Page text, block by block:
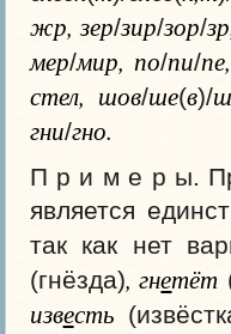
жр, зер/зир/зор/
мер/мир, по/пи/
стел, шов/ше(в)/
гни/гно.
П р и м е р ы.
является
так как нет
(гнёзда), гнетёт
известь